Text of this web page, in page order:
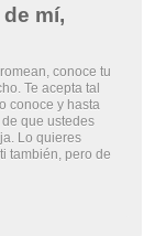
mí,
conoce tu
Te acepta tal
conoce y hasta
que ustedes
Lo quieres
también, pero de